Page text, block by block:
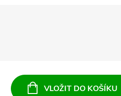
VLOŽIT DO KOŠÍKU